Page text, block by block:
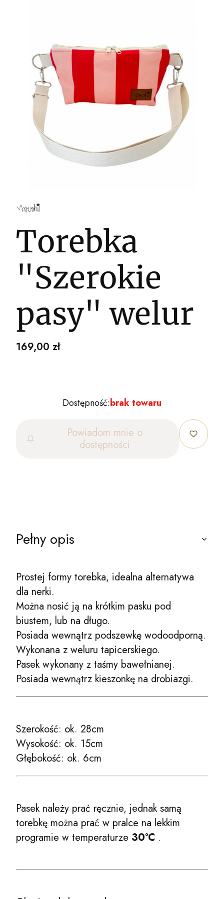
Torebka
"Szerokie
pasy" welur
Cena
169,00 zł
Dostępność:brak towaru
Powiadom mnie o
dostępności
Pełny opis
Prostej formy torebka, idealna alternatywa
dla nerki.
Można nosić ją na krótkim pasku pod
biustem, lub na długo.
Posiada wewnątrz podszewkę wodoodporną.
Wykonana z weluru tapicerskiego.
Pasek wykonany z taśmy bawełnianej.
Posiada wewnątrz kieszonkę na drobiazgi.
Szerokość: ok. 28cm
Wysokość: ok. 15cm
Głębokość: ok. 6cm
Pasek należy prać ręcznie, jednak samą
torebkę można prać w pralce na lekkim
programie w temperaturze 30°C .